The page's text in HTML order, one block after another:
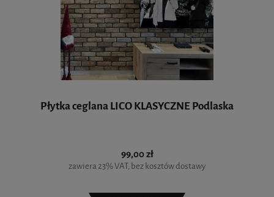
Płytka ceglana LICO KLASYCZNE Podlaska
99,00 zł
zawiera 23% VAT, bez kosztów dostawy